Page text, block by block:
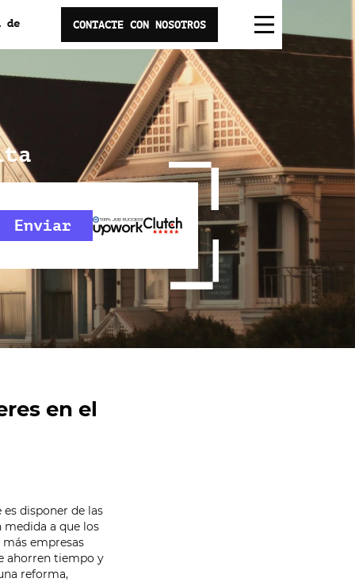
de CONTACTE CON NOSOTROS
en el
disponer de las
a que los
empresas
ahorren tiempo y
reforma,